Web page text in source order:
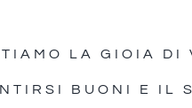
LA GIOIA DI
BUONI E IL